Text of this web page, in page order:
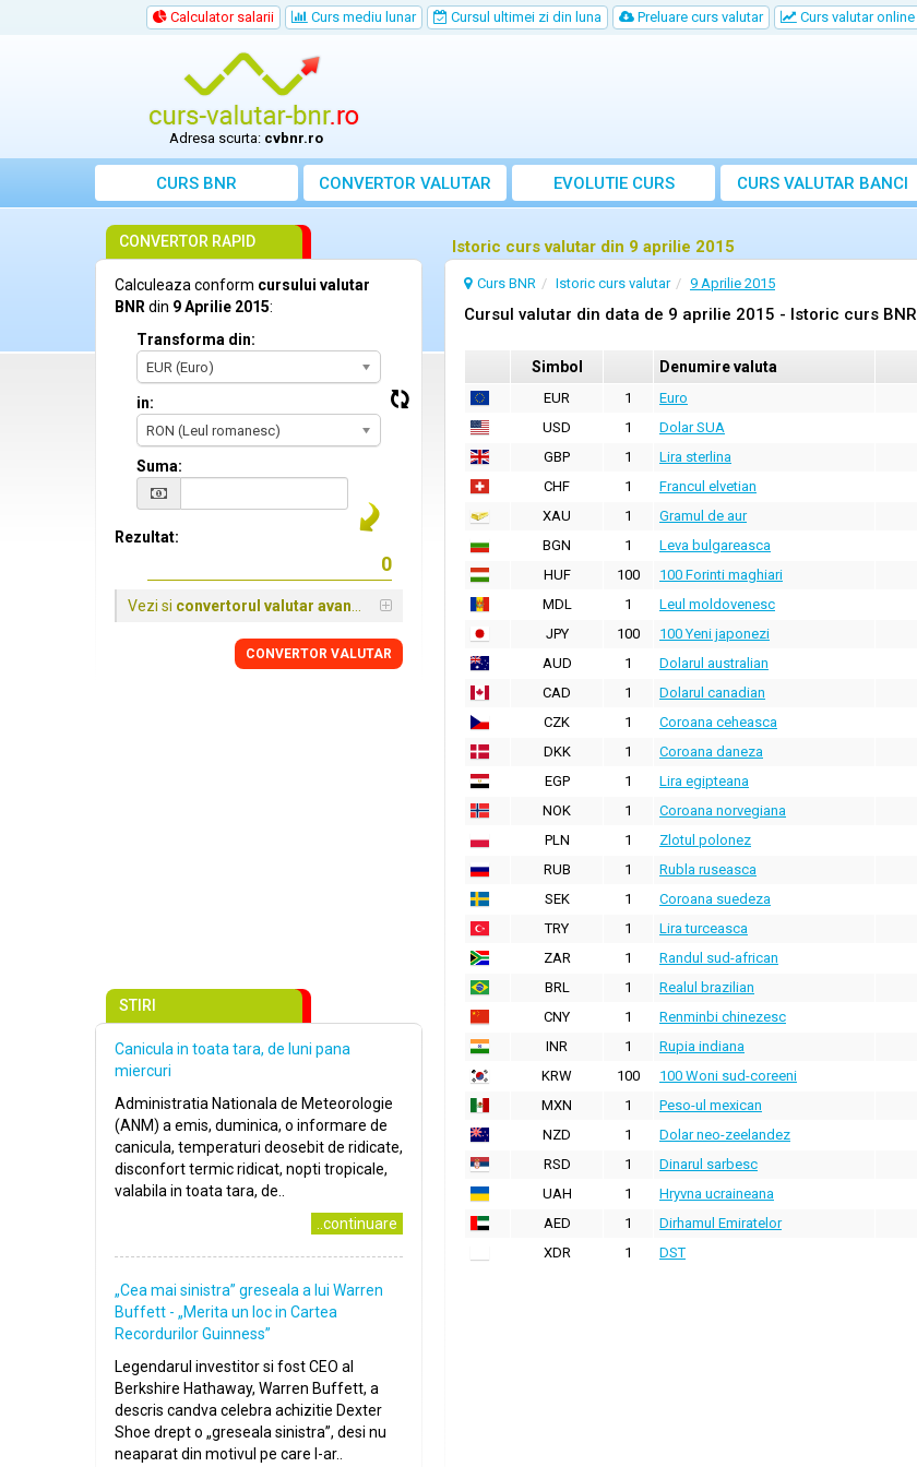
Calculator salarii Curs mediu lunar Cursul ultimei zi din luna Preluare curs valutar Curs valutar online
Adresa scurta: cvbnr.ro
CURS BNR CONVERTOR VALUTAR EVOLUTIE CURS CURS VALUTAR BANCI
Istoric curs valutar din 9 aprilie 2015
Curs BNR Istoric curs valutar 9 Aprilie 2015
Cursul valutar din data de 9 aprilie 2015 - Istoric curs BNR
Simbol Denumire valuta
EUR 1 Euro
USD
1 Dolar SUA
GBP
1 Lira sterlina
CHF
1 Francul elvetian
XAU
1 Gramul de aur
BGN
1 Leva bulgareasca
HUF
100 100 Forinti maghiari
MDL
1 Leul moldovenesc
JPY
100 100 Yeni japonezi
AUD
1 Dolarul australian
CAD
1 Dolarul canadian
CZK
1 Coroana ceheasca
DKK
1 Coroana daneza
EGP
1 Lira egipteana
NOK
1 Coroana norvegiana
PLN
1 Zlotul polonez
RUB
1 Rubla ruseasca
SEK
1 Coroana suedeza
TRY
1 Lira turceasca
ZAR
1 Randul sud-african
BRL
1 Realul brazilian
CNY
1 Renminbi chinezesc
INR
1 Rupia indiana
KRW
100 100 Woni sud-coreeni
MXN
1 Peso-ul mexican
NZD
1 Dolar neo-zeelandez
RSD
1 Dinarul sarbesc
UAH
1 Hryvna ucraineana
AED
1 Dirhamul Emiratelor
XDR
1 DST
CONVERTOR RAPID
Calculeaza conform cursului valutar
BNR din 9 Aprilie 2015:
Transforma din:
EUR (Euro)
in:
RON (Leul romanesc)
Suma:
Rezultat:
Vezi si convertorul valutar avansat
CONVERTOR VALUTAR
STIRI
Canicula in toata tara, de luni pana
miercuri
Administratia Nationala de Meteorologie
(ANM) a emis, duminica, o informare de
canicula, temperaturi deosebit de ridicate,
disconfort termic ridicat, nopti tropicale,
valabila in toata tara, de..
..continuare
„Cea mai sinistra” greseala a lui Warren
Buffett - „Merita un loc in Cartea
Recordurilor Guinness”
Legendarul investitor si fost CEO al
Berkshire Hathaway, Warren Buffett, a
descris candva celebra achizitie Dexter
Shoe drept o „greseala sinistra”, desi nu
neaparat din motivul pe care l-ar..